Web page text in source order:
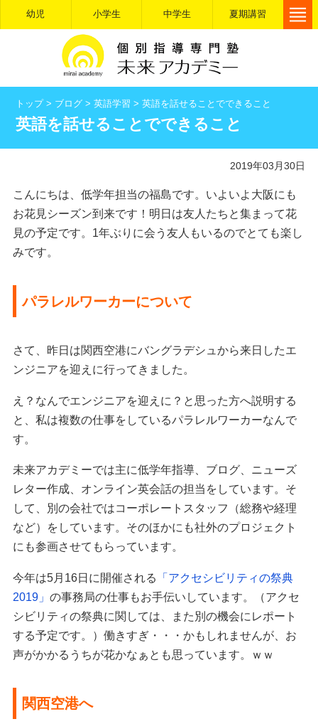
幼児 小学生 中学生 夏期講習
トップ> ブログ >英語学習 >英語を話せることでできること
英語を話せることでできること
2019年03月30日
こんにちは、低学年担当の福島です。いよいよ大阪にも
お花見シーズン到来です！明日は友人たちと集まって花
見の予定です。1年ぶりに会う友人もいるのでとても楽し
みです。
パラレルワーカーについて
さて、昨日は関西空港にバングラデシュから来日したエ
ンジニアを迎えに行ってきました。
え？なんでエンジニアを迎えに？と思った方へ説明する
と、私は複数の仕事をしているパラレルワーカーなんで
す。
未来アカデミーでは主に低学年指導、ブログ、ニューズ
レター作成、オンライン英会話の担当をしています。そ
して、別の会社ではコーポレートスタッフ（総務や経理
など）をしています。そのほかにも社外のプロジェクト
にも参画させてもらっています。
今年は5月16日に開催される
「アクセシビリティの祭典
2019」 の事務局の仕事もお手伝いしています。（アクセ
シビリティの祭典に関しては、また別の機会にレポート
する予定です。）働きすぎ・・・かもしれませんが、お
声がかかるうちが花かなぁとも思っています。ｗｗ
関西空港へ